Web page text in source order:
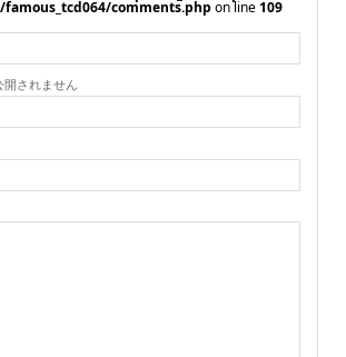
comments.php on line109
されません